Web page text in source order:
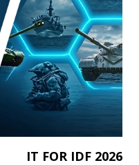
IT FOR IDF 2026